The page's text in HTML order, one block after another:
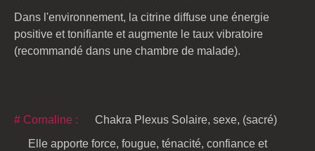
Dans l'environnement, la citrine diffuse une énergie
positive et tonifiante et augmente le taux vibratoire
(recommandé dans une chambre de malade).
# Cornaline :
Chakra Plexus Solaire, sexe, (sacré)
Elle apporte force, fougue, ténacité, confiance et